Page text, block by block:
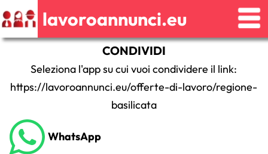
lavoroannunci.eu
CONDIVIDI
Seleziona l'app su cui vuoi condividere il link:
https://lavoroannunci.eu/offerte-di-lavoro/regione-
basilicata
WhatsApp